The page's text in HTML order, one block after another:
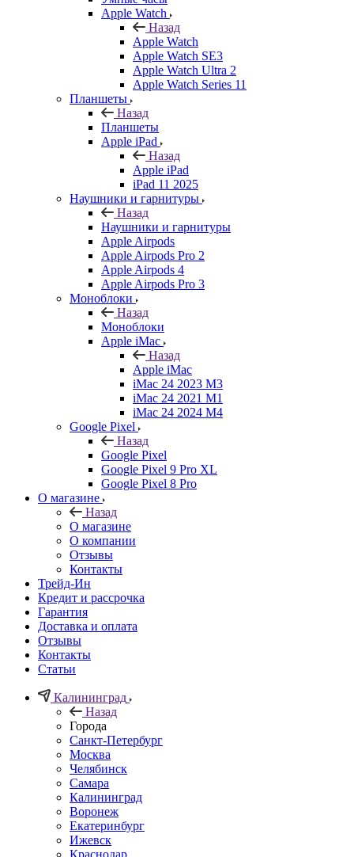
Apple Watch
Назад
Apple Watch
Apple Watch SE3
Apple Watch Ultra 2
Apple Watch Series 11
Планшеты
Назад
Планшеты
Apple iPad
Назад
Apple iPad
iPad 11 2025
Наушники и гарнитуры
Назад
Наушники и гарнитуры
Apple Airpods
Apple Airpods Pro 2
Apple Airpods 4
Apple Airpods Pro 3
Моноблоки
Назад
Моноблоки
Apple iMac
Назад
Apple iMac
iMac 24 2023 M3
iMac 24 2021 M1
iMac 24 2024 M4
Google Pixel
Назад
Google Pixel
Google Pixel 9 Pro XL
Google Pixel 8 Pro
О магазине
Назад
О магазине
О компании
Отзывы
Контакты
Трейд-Ин
Кредит и рассрочка
Гарантия
Доставка и оплата
Отзывы
Контакты
Статьи
Калининград
Назад
Города
Санкт-Петербург
Москва
Челябинск
Самара
Калининград
Воронеж
Екатеринбург
Ижевск
Краснодар